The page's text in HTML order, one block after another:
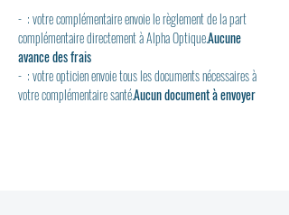
- : votre complémentaire envoie le règlement de la part
complémentaire directement à Alpha Optique.Aucune
avance des frais
- : votre opticien envoie tous les documents nécessaires à
votre complémentaire santé.Aucun document à envoyer